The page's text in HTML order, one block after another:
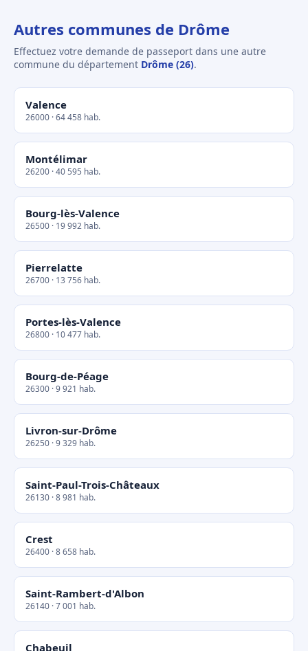
Autres communes de Drôme
Effectuez votre demande de passeport dans une autre
commune du département Drôme (26).
Valence
26000 · 64 458 hab.
Montélimar
26200 · 40 595 hab.
Bourg-lès-Valence
26500 · 19 992 hab.
Pierrelatte
26700 · 13 756 hab.
Portes-lès-Valence
26800 · 10 477 hab.
Bourg-de-Péage
26300 · 9 921 hab.
Livron-sur-Drôme
26250 · 9 329 hab.
Saint-Paul-Trois-Châteaux
26130 · 8 981 hab.
Crest
26400 · 8 658 hab.
Saint-Rambert-d'Albon
26140 · 7 001 hab.
Chabeuil